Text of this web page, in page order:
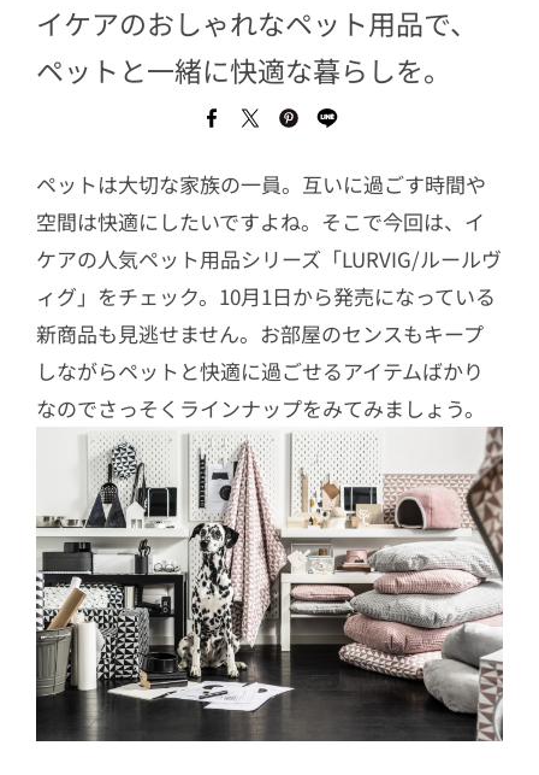
イケアのおしゃれなペット用品で、
ペットと一緒に快適な暮らしを。
ペットは大切な家族の一員。互いに過ごす時間や
空間は快適にしたいですよね。そこで今回は、イ
ケアの人気ペット用品シリーズ「LURVIG/ルールヴ
ィグ」をチェック。10月1日から発売になっている
新商品も見逃せません。お部屋のセンスもキープ
しながらペットと快適に過ごせるアイテムばかり
なのでさっそくラインナップをみてみましょう。